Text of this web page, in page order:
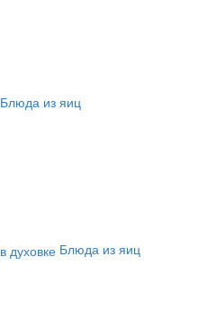
Блюда из яиц
Блюда из яиц